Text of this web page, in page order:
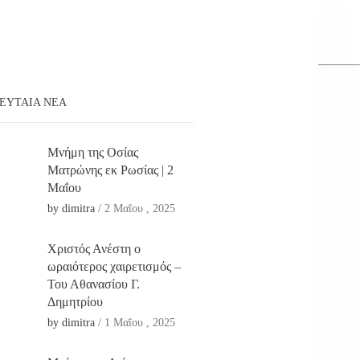
ΝΕΑ
Μνήμη της Οσίας
Ματρώνης εκ Ρωσίας | 2
Μαΐου
by dimitra / 2 Μαΐου , 2025
Χριστός Ανέστη ο
ωραιότερος χαιρετισμός –
Του Αθανασίου Γ.
Δημητρίου
by dimitra / 1 Μαΐου , 2025